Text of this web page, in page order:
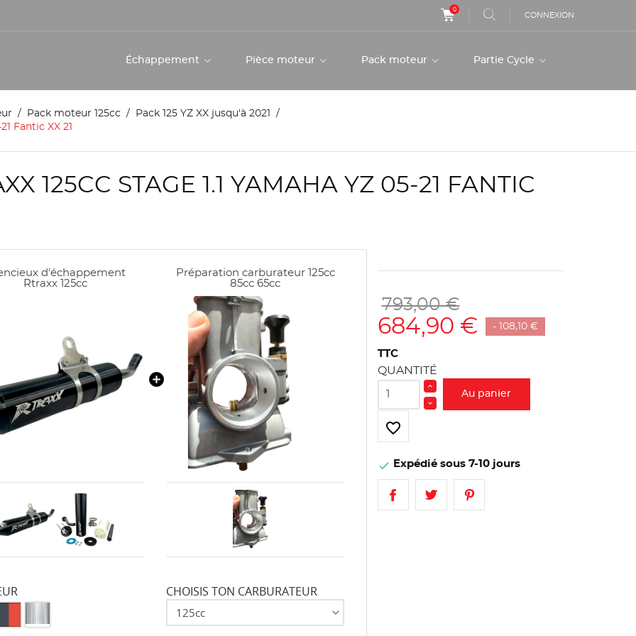
0
CONNEXION
Échappement Pièce moteur Pack moteur Partie Cycle
Pack moteur 125cc
Pack 125 YZ XX jusqu'à 2021
Fantic XX 21
125CC STAGE 1.1 YAMAHA YZ 05-21 FANTIC
d'échappement
Rtraxx 125cc
Préparation carburateur 125cc
85cc 65cc
CHOISIS TON CARBURATEUR
793,00 €
684,90 € - 108,10 €
TTC
QUANTITÉ
Au panier
favorite_border
 Expédié sous 7-10 jours